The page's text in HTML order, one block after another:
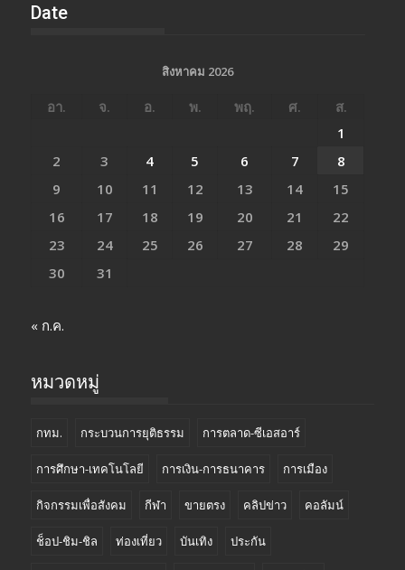
Date
สิงหาคม 2026
อา. จ. อ. พ. พฤ. ศ.
ส.
1
2
3 4 5 6 7
8
9
10 11 12 13 14
15
16
17 18 19 20 21
22
23
24 25 26 27 28
29
30
31
« ก.ค.
หมวดหมู่
กทม. กระบวนการยุติธรรม การตลาด-ซีเอสอาร์
การศึกษา-เทคโนโลยี การเงิน-การธนาคาร การเมือง
กิจกรรมเพื่อสังคม กีฬา ขายตรง คลิปข่าว คอลัมน์
ช็อป-ชิม-ชิล ท่องเที่ยว บันเทิง ประกัน